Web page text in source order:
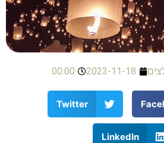
2023-11-18
00:00
Twitter
LinkedIn